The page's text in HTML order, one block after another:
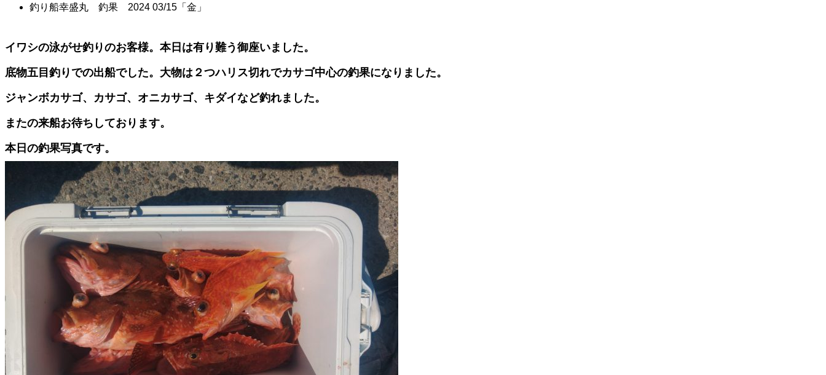
釣り船幸盛丸 釣果 2024 03/15「金」
イワシの泳がせ釣りのお客様。本日は有り難う御座いました。
底物五目釣りでの出船でした。大物は２つハリス切れでカサゴ中心の釣果になりました。
ジャンボカサゴ、カサゴ、オニカサゴ、キダイなど釣れました。
またの来船お待ちしております。
本日の釣果写真です。